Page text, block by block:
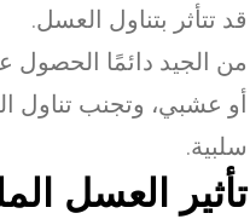
قد تتأثر بتناول العسل.
من الجيد دائمًا الحصول
أو عشبي، وتجنب تناول
سلبية.
تأثير العسل